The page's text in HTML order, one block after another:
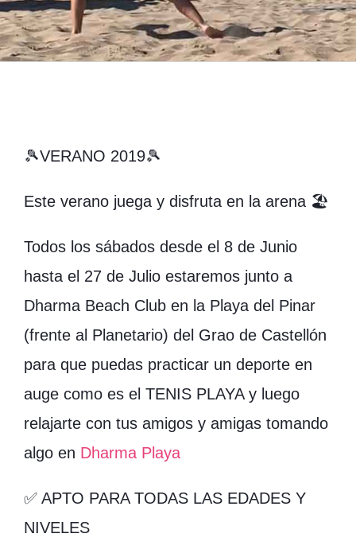
🎾VERANO 2019🎾
Este verano juega y disfruta en la arena 🏖
Todos los sábados desde el 8 de Junio
hasta el 27 de Julio estaremos junto a
Dharma Beach Club en la Playa del Pinar
(frente al Planetario) del Grao de Castellón
para que puedas practicar un deporte en
auge como es el TENIS PLAYA y luego
relajarte con tus amigos y amigas tomando
algo en Dharma Playa
✅ APTO PARA TODAS LAS EDADES Y
NIVELES